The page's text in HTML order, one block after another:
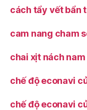
cách tẩy vết bẩn
cam nang cham
chai xịt nách nam
chế độ econavi
chế độ econavi